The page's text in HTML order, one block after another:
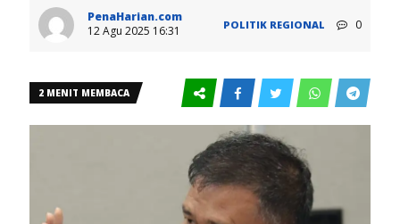
PenaHarian.com
12 Agu 2025 16:31
POLITIK REGIONAL 0
2 MENIT MEMBACA